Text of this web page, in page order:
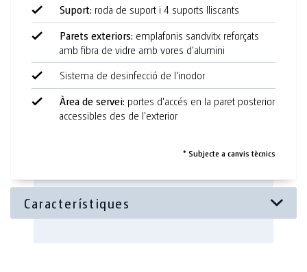
Suport: roda de suport i 4 suports lliscants
Parets exteriors: emplafonis sandvitx reforçats
amb fibra de vidre amb vores d'alumini
Sistema de desinfecció de l'inodor
Àrea de servei: portes d'accés en la paret posterior
accessibles des de l'exterior
* Subjecte a canvis tècnics
Lavabo amb aixeta d'aigua freda
Orinal sense aigua en la zona d'homes
Mirall de cristall
Dispensadors de sabó
Llums LED semicirculars amb detector de